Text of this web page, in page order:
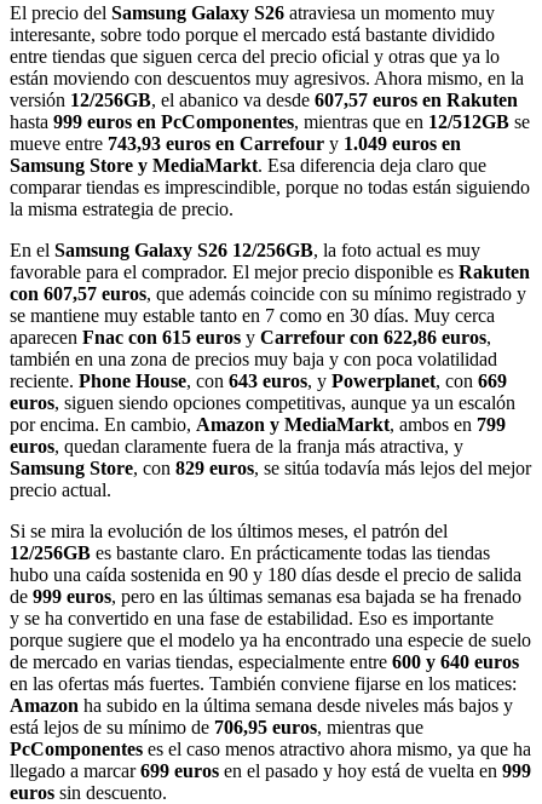
El precio del Samsung Galaxy S26 atraviesa un momento muy
interesante, sobre todo porque el mercado está bastante dividido
entre tiendas que siguen cerca del precio oficial y otras que ya lo
están moviendo con descuentos muy agresivos. Ahora mismo, en la
versión 12/256GB, el abanico va desde 607,57 euros en Rakuten
hasta 999 euros en PcComponentes, mientras que en 12/512GB se
mueve entre 743,93 euros en Carrefour y 1.049 euros en
Samsung Store y MediaMarkt. Esa diferencia deja claro que
comparar tiendas es imprescindible, porque no todas están siguiendo
la misma estrategia de precio.
En el Samsung Galaxy S26 12/256GB, la foto actual es muy
favorable para el comprador. El mejor precio disponible es Rakuten
con 607,57 euros, que además coincide con su mínimo registrado y
se mantiene muy estable tanto en 7 como en 30 días. Muy cerca
aparecen Fnac con 615 euros y Carrefour con 622,86 euros,
también en una zona de precios muy baja y con poca volatilidad
reciente. Phone House, con 643 euros, y Powerplanet, con 669
euros, siguen siendo opciones competitivas, aunque ya un escalón
por encima. En cambio, Amazon y MediaMarkt, ambos en 799
euros, quedan claramente fuera de la franja más atractiva, y
Samsung Store, con 829 euros, se sitúa todavía más lejos del mejor
precio actual.
Si se mira la evolución de los últimos meses, el patrón del
12/256GB es bastante claro. En prácticamente todas las tiendas
hubo una caída sostenida en 90 y 180 días desde el precio de salida
de 999 euros, pero en las últimas semanas esa bajada se ha frenado
y se ha convertido en una fase de estabilidad. Eso es importante
porque sugiere que el modelo ya ha encontrado una especie de suelo
de mercado en varias tiendas, especialmente entre 600 y 640 euros
en las ofertas más fuertes. También conviene fijarse en los matices:
Amazon ha subido en la última semana desde niveles más bajos y
está lejos de su mínimo de 706,95 euros, mientras que
PcComponentes es el caso menos atractivo ahora mismo, ya que ha
llegado a marcar699 euros en el pasado y hoy está de vuelta en 999
euros sin descuento.